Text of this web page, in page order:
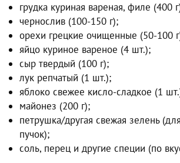
грудка куриная вареная, филе (400
чернослив (100-150 г);
орехи грецкие очищенные (50-100
яйцо куриное вареное (4 шт.);
сыр твердый (100 г);
лук репчатый (1 шт.);
яблоко свежее кисло-сладкое (1
майонез (200 г);
петрушка/другая свежая зелень
пучок);
соль, перец и другие специи (по